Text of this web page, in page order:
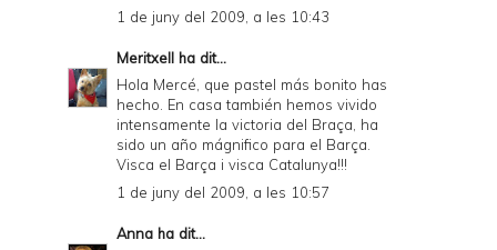
1 de juny del 2009, a les 10:43
Meritxell ha dit...
Hola Mercé, que pastel más bonito has
hecho. En casa también hemos vivido
intensamente la victoria del Braça, ha
sido un año mágnifico para el Barça.
Visca el Barça i visca Catalunya!!!
1 de juny del 2009, a les 10:57
Anna ha dit...